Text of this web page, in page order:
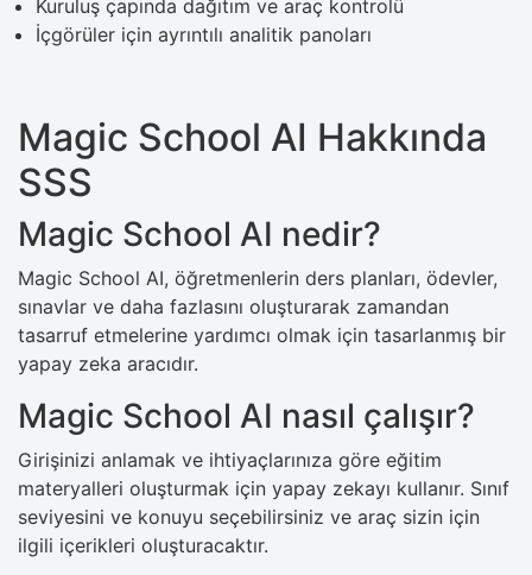
Kuruluş çapında dağıtım ve araç kontrolü
İçgörüler için ayrıntılı analitik panoları
Magic School AI Hakkında
SSS
Magic School AI nedir?
Magic School AI, öğretmenlerin ders planları, ödevler,
sınavlar ve daha fazlasını oluşturarak zamandan
tasarruf etmelerine yardımcı olmak için tasarlanmış bir
yapay zeka aracıdır.
Magic School AI nasıl çalışır?
Girişinizi anlamak ve ihtiyaçlarınıza göre eğitim
materyalleri oluşturmak için yapay zekayı kullanır. Sınıf
seviyesini ve konuyu seçebilirsiniz ve araç sizin için
ilgili içerikleri oluşturacaktır.